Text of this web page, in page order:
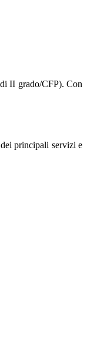
II grado/CFP). Con
principali servizi e